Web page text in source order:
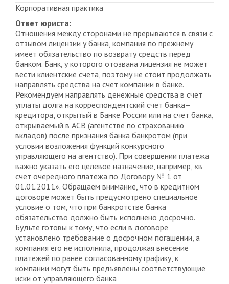
Корпоративная практика
Ответ юриста:
Отношения между сторонами не прерываются в связи с
отзывом лицензии у банка, компания по прежнему
имеет обязательство по возврату средств перед
банком. Банк, у которого отозвана лицензия не может
вести клиентские счета, поэтому не стоит продолжать
направлять средства на счет компании в банке.
Рекомендуем направлять денежные средства в счет
уплаты долга на корреспондентский счет банка–
кредитора, открытый в Банке России или на счет банка,
открываемый в АСВ (агентстве по страхованию
вкладов) после признания банка банкротом (при
условии возложения функций конкурсного
управляющего на агентство). При совершении платежа
важно указать его целевое назначение, например, «в
счет очередного платежа по Договору № 1 от
01.01.2011». Обращаем внимание, что в кредитном
договоре может быть предусмотрено специальное
условие о том, что при банкротстве банка
обязательство должно быть исполнено досрочно.
Будьте готовы к тому, что если в договоре
установлено требование о досрочном погашении, а
компания его не исполнила, продолжая внесение
платежей по ранее согласованному графику, к
компании могут быть предъявлены соответствующие
иски от управляющего банка